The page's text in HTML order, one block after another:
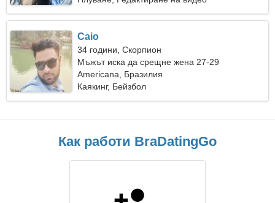
Caio
34 години, Скорпион
Мъжът иска да срещне жена 27-29
Americana, Бразилия
Каякинг, Бейзбол
Как работи BraDatingGo